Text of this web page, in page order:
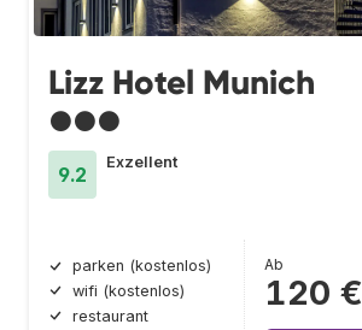
Lizz Hotel Munich
●●●
9.2
Exzellent
parken (kostenlos)
wifi (kostenlos)
restaurant
Ab
120 €